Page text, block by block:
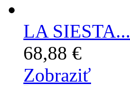
LA SIESTA...
68,88 €
Zobraziť